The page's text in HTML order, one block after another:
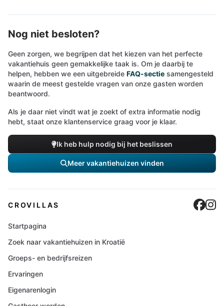
Nog niet besloten?
Geen zorgen, we begrijpen dat het kiezen van het perfecte
vakantiehuis geen gemakkelijke taak is. Om je daarbij te
helpen, hebben we een uitgebreide FAQ-sectie samengesteld
waarin de meest gestelde vragen van onze gasten worden
beantwoord.
Als je daar niet vindt wat je zoekt of extra informatie nodig
hebt, staat onze klantenservice graag voor je klaar.
Ik heb hulp nodig bij het beslissen
Meer vakantiehuizen vinden
CROVILLAS
Startpagina
Zoek naar vakantiehuizen in Kroatië
Groeps- en bedrijfsreizen
Ervaringen
Eigenarenlogin